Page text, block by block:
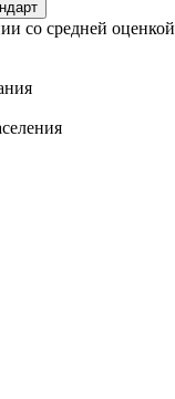
со средней оценкой